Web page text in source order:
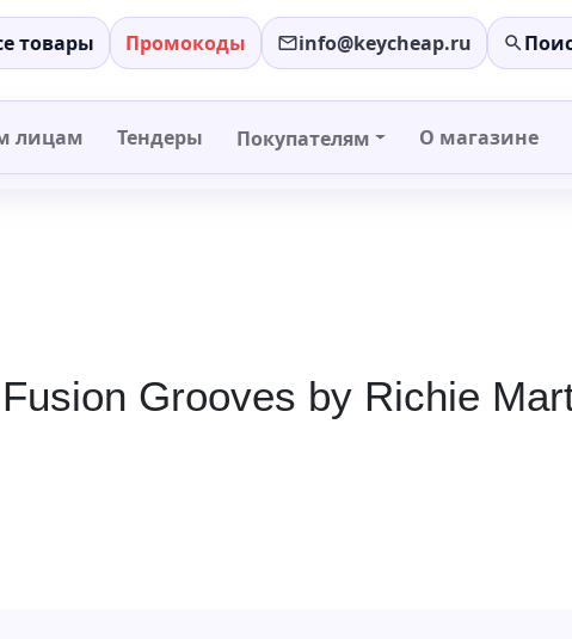
товары Промокоды info@keycheap.ru
лицам Тендеры Покупателям О магазине
Grooves by Richie
− +